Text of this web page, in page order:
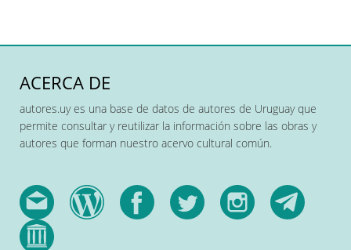
ACERCA DE
autores.uy es una base de datos de autores de Uruguay que
permite consultar y reutilizar la información sobre las obras y
autores que forman nuestro acervo cultural común.